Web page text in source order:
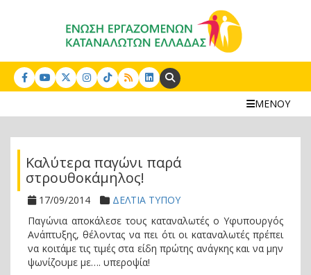
Search:
ΜΕΝΟΥ
Καλύτερα παγώνι παρά
στρουθοκάμηλος!
17/09/2014
ΔΕΛΤΙΑ ΤΥΠΟΥ
Παγώνια αποκάλεσε τους καταναλωτές ο Υφυπουργός
Ανάπτυξης, θέλοντας να πει ότι οι καταναλωτές πρέπει
να κοιτάμε τις τιμές στα είδη πρώτης ανάγκης και να μην
ψωνίζουμε με…. υπεροψία!